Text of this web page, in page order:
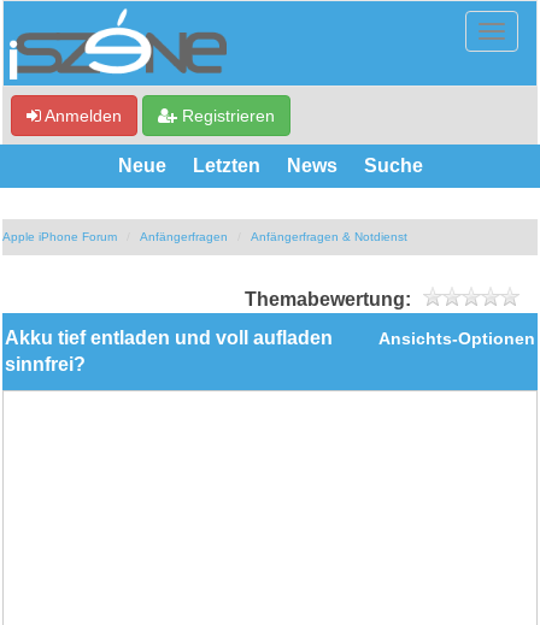
Anmelden Registrieren
Neue Letzten News Suche
Apple iPhone Forum Anfängerfragen Anfängerfragen & Notdienst
Themabewertung:
Ansichts-Optionen
Akku tief entladen und voll aufladen
sinnfrei?